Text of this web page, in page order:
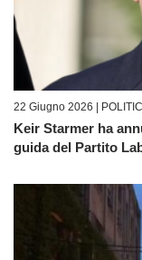
22 Giugno 2026 |
Keir Starmer ha
guida del Partito